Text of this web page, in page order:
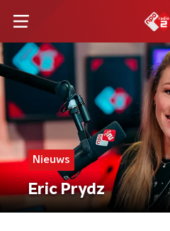
Nieuws
Eric Prydz